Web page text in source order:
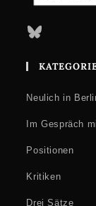
Bluesky
Neulich in
Im Gespräch
Positionen
Kritiken
Drei Sätze